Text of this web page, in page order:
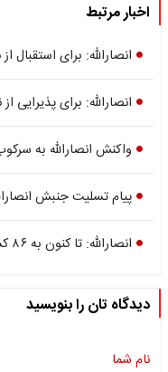
اخبار مرتبط
انصارالله: برای استقبال
انصارالله: برای پذیرایی
واکنش انصارالله به
پیام تسلیت جنبش
انصارالله: تا کنون به ۸۶ کشتی مرتبط با اسرائیل حمله کرده‌ایم
دیدگاه تان را بنویسید
نام شما